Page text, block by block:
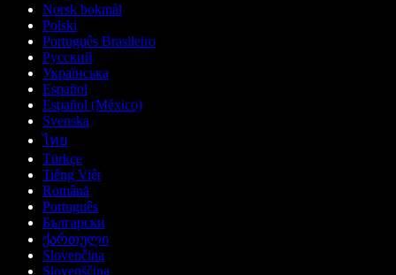
Norsk bokmål
Polski
Português Brasileiro
Русский
Українська
Español
Español (México)
Svenska
ไทย
Türkçe
Tiếng Việt
Română
Português
Български
ქართული
Slovenčina
Slovenščina